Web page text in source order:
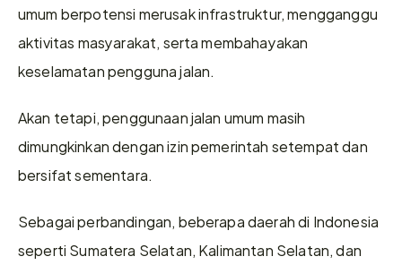
umum berpotensi merusak infrastruktur, mengganggu
aktivitas masyarakat, serta membahayakan
keselamatan pengguna jalan.
Akan tetapi, penggunaan jalan umum masih
dimungkinkan dengan izin pemerintah setempat dan
bersifat sementara.
Sebagai perbandingan, beberapa daerah di Indonesia
seperti Sumatera Selatan, Kalimantan Selatan, dan